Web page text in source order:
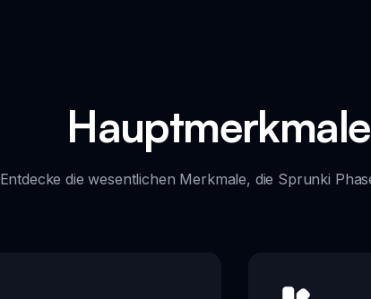
Entdecke die wesentlichen Merkmale, die Sprunki